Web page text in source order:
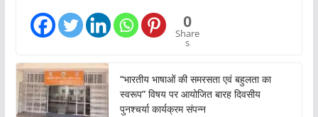
n
…
0
Share
s
“भारतीय भाषाओं की समरसता एवं बहुलता का
स्वरूप” विषय पर आयोजित बारह दिवसीय
पुनश्चर्या कार्यक्रम संपन्न